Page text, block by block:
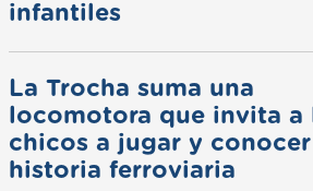
infantiles
La Trocha suma una
locomotora que invita a
chicos a jugar y
historia ferroviaria